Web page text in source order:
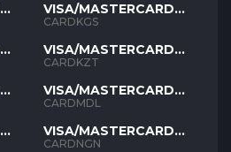
VISA/MASTERCARD
KGS
CARDKGS
VISA/MASTERCARD
KZT
CARDKZT
VISA/MASTERCARD
MDL
CARDMDL
VISA/MASTERCARD
NGN
CARDNGN